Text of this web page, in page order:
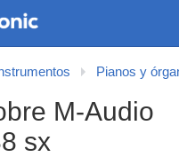
Pianos y
M-Audio
sx